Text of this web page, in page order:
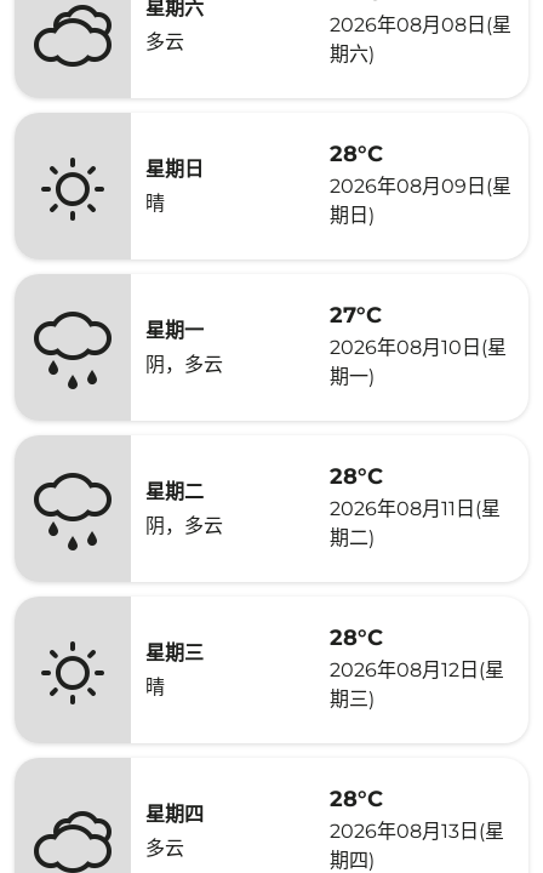
星期六
多云
2026年08月08日(星
期六)
星期日
晴
28°C
2026年08月09日(星
期日)
星期一
阴，多云
27°C
2026年08月10日(星
期一)
星期二
阴，多云
28°C
2026年08月11日(星
期二)
星期三
晴
28°C
2026年08月12日(星
期三)
星期四
多云
28°C
2026年08月13日(星
期四)